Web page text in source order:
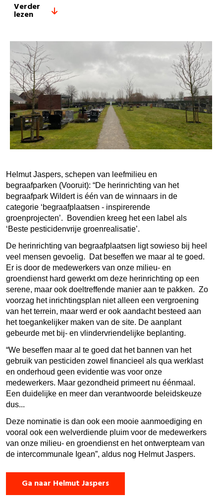
Verder
lezen
Helmut Jaspers, schepen van leefmilieu en
begraafparken (Vooruit): “De herinrichting van het
begraafpark Wildert is één van de winnaars in de
categorie ‘begraafplaatsen - inspirerende
groenprojecten’. Bovendien kreeg het een label als
‘Beste pesticidenvrije groenrealisatie’.
De herinrichting van begraafplaatsen ligt sowieso bij heel
veel mensen gevoelig. Dat beseffen we maar al te goed.
Er is door de medewerkers van onze milieu- en
groendienst hard gewerkt om deze herinrichting op een
serene, maar ook doeltreffende manier aan te pakken. Zo
voorzag het inrichtingsplan niet alleen een vergroening
van het terrein, maar werd er ook aandacht besteed aan
het toegankelijker maken van de site. De aanplant
gebeurde met bij- en vlindervriendelijke beplanting.
“We beseffen maar al te goed dat het bannen van het
gebruik van pesticiden zowel financieel als qua werklast
en onderhoud geen evidentie was voor onze
medewerkers. Maar gezondheid primeert nu éénmaal.
Een duidelijke en meer dan verantwoorde beleidskeuze
dus...
Deze nominatie is dan ook een mooie aanmoediging en
vooral ook een welverdiende pluim voor de medewerkers
van onze milieu- en groendienst en het ontwerpteam van
de intercommunale Igean”, aldus nog Helmut Jaspers.
Ga naar Helmut Jaspers